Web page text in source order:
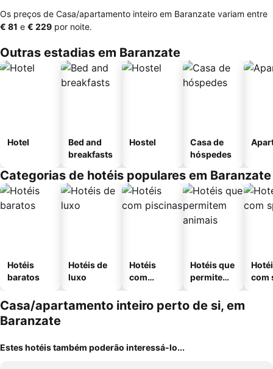
Os preços de Casa/apartamento inteiro em Baranzate variam entre
‎€ 81 e ‎€ 229 por noite.
Outras estadias em Baranzate
Hotel
Bed and
breakfasts
Hostel
Casa de
hóspedes
Categorias de hotéis populares em Baranzate
Hotéis
baratos
Hotéis de
luxo
Hotéis
com
Hotéis que
permitem
com
Casa/apartamento inteiro perto de si, em
Baranzate
Estes hotéis também poderão interessá-lo...